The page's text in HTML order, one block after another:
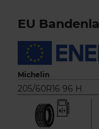
EU
Michelin
205/60R16 96 H